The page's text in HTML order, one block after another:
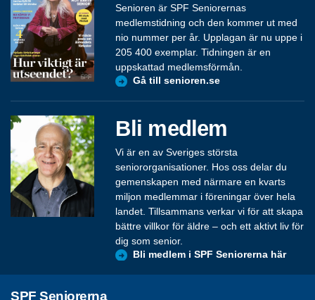
Senioren är SPF Seniorernas
medlemstidning och den kommer ut med
nio nummer per år. Upplagan är nu uppe i
205 400 exemplar. Tidningen är en
uppskattad medlemsförmån.
Gå till senioren.se
Bli medlem
Vi är en av Sveriges största
seniororganisationer. Hos oss delar du
gemenskapen med närmare en kvarts
miljon medlemmar i föreningar över hela
landet. Tillsammans verkar vi för att skapa
bättre villkor för äldre – och ett aktivt liv för
dig som senior.
Bli medlem i SPF Seniorerna här
SPF Seniorerna